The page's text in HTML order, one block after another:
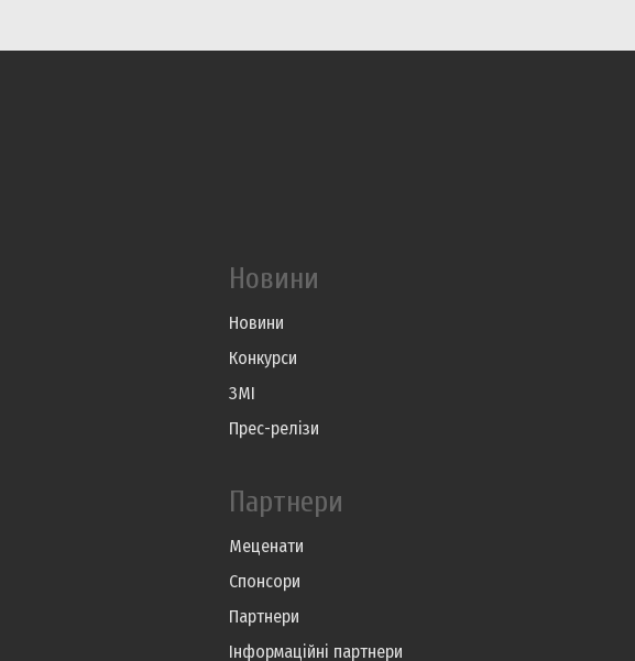
Новини
Новини
Конкурси
ЗМІ
Прес-релізи
Партнери
Меценати
Спонсори
Партнери
Інформаційні партнери